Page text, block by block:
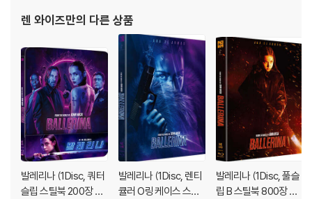
부담 후 처리 가능합니다.
3) 스틸북 한정판, 초회 한정판의 경우 제작 수량이 한정되어 있고, 택배
이동 과정에서의 손상이 발생하면, 재 판매가 어려우므로 신중한 구매 선
택을 부탁드립니다.
4) 한정판 상품의 변심, 오구매로 인한 반품은 회송된 상품의 상태 확인 후
진행이 가능합니다. 택배 이동 중 파손이 발생하지 않도록 완충 포장을 부
탁드립니다.
지털상영)(
렌 와이즈만의 다른 상품
발레리나 (1Disc, 쿼터
슬립 스틸북 200장 한
발레리나 (1Disc, 렌티
큘러 O링 케이스 스틸
발레리나 (1Disc, 풀슬
립 B 스틸북 800장 한